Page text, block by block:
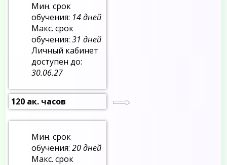
Мин. срок
обучения: 14 дней
Макс. срок
обучения:31 дней
Личный кабинет
доступен до:
30.06.27
120 ак. часов
Мин. срок
обучения:20 дней
Макс. срок